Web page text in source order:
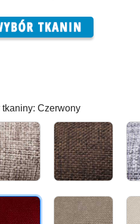
tkaniny: Czerwony
Beżowy
|Len
|
Len
Czerwony Beżowy